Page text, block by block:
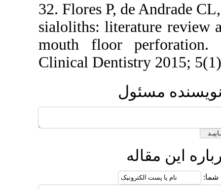
32. Flores
sialoliths:
mouth
Clinical